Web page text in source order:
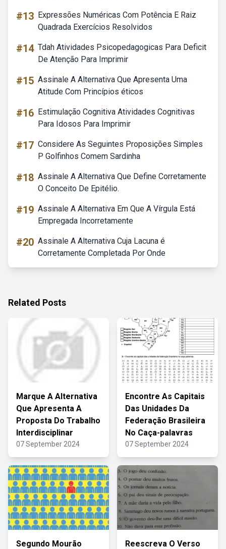
#13 Expressões Numéricas Com Potência E Raiz
Quadrada Exercícios Resolvidos
#14 Tdah Atividades Psicopedagogicas Para Deficit
De Atenção Para Imprimir
#15 Assinale A Alternativa Que Apresenta Uma
Atitude Com Princípios éticos
#16 Estimulação Cognitiva Atividades Cognitivas
Para Idosos Para Imprimir
#17 Considere As Seguintes Proposições Simples
P Golfinhos Comem Sardinha
#18 Assinale A Alternativa Que Define Corretamente
O Conceito De Epitélio.
#19 Assinale A Alternativa Em Que A Vírgula Está
Empregada Incorretamente
#20 Assinale A Alternativa Cuja Lacuna é
Corretamente Completada Por Onde
Related Posts
Marque A Alternativa
Que Apresenta A
Proposta Do Trabalho
Interdisciplinar
07 September 2024
Encontre As Capitais
Das Unidades Da
Federação Brasileira
No Caça-palavras
07 September 2024
Segundo Mourão Reescreva O Verso